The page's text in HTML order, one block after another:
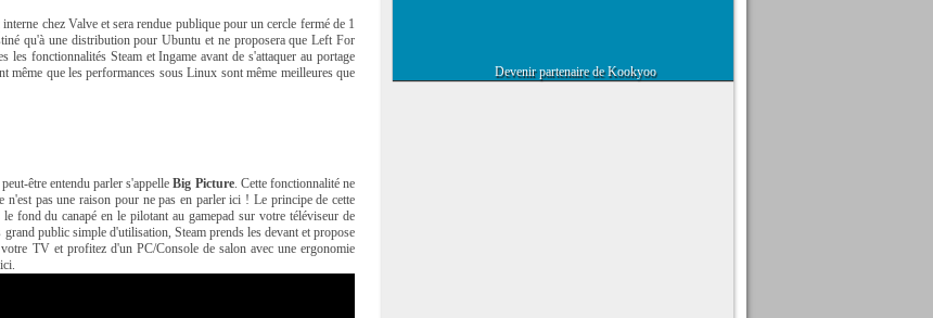
interne chez Valve et sera rendue publique pour un cercle fermé de 1
qu'à une distribution pour Ubuntu et ne proposera que Left For
fonctionnalités Steam et Ingame avant de s'attaquer au portage
même que les performances sous Linux sont même meilleures que
être entendu parler s'appelleBig Picture. Cette fonctionnalité ne
pas une raison pour ne pas en parler ici ! Le principe de cette
fond du canapé en le pilotant au gamepad sur votre téléviseur de
public simple d'utilisation, Steam prends les devant et propose
TV et profitez d'un PC/Console de salon avec une ergonomie
Devenir partenaire de Kookyoo